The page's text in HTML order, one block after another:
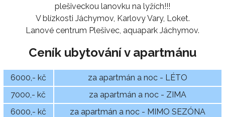
plešiveckou lanovku na lyžích!!!
V blízkosti Jáchymov, Karlovy Vary, Loket.
Lanové centrum Plešivec, aquapark Jáchymov.
Ceník ubytování v apartmánu
6000,- kč
za apartmán a noc - LÉTO
7000,- kč
za apartmán a noc - ZIMA
6000,- kč
za apartmán a noc - MIMO SEZÓNA